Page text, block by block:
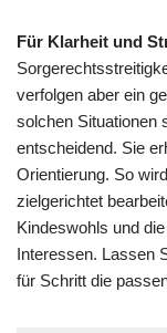
Für Klarheit und
verfolgen aber ein
solchen Situationen
entscheidend. Sie
Orientierung. So
zielgerichtet
Kindeswohls und
Interessen. Lassen
für Schritt die